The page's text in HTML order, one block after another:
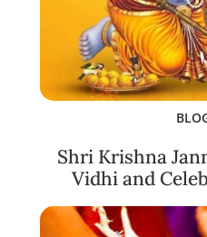
Shri Krishna
Vidhi and